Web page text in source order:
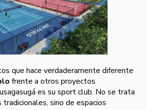
que hace verdaderamente diferente
frente a otros proyectos
es su sport club. No se trata
tradicionales, sino de espacios